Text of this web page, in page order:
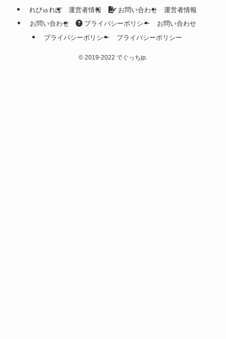
れびゅれぽ
運営者情報 お問い合わせ
運営者情報
お問い合わせ
プライバシーポリシー
お問い合わせ
プライバシーポリシー
プライバシーポリシー
© 2019-2022 でぐっちjp.